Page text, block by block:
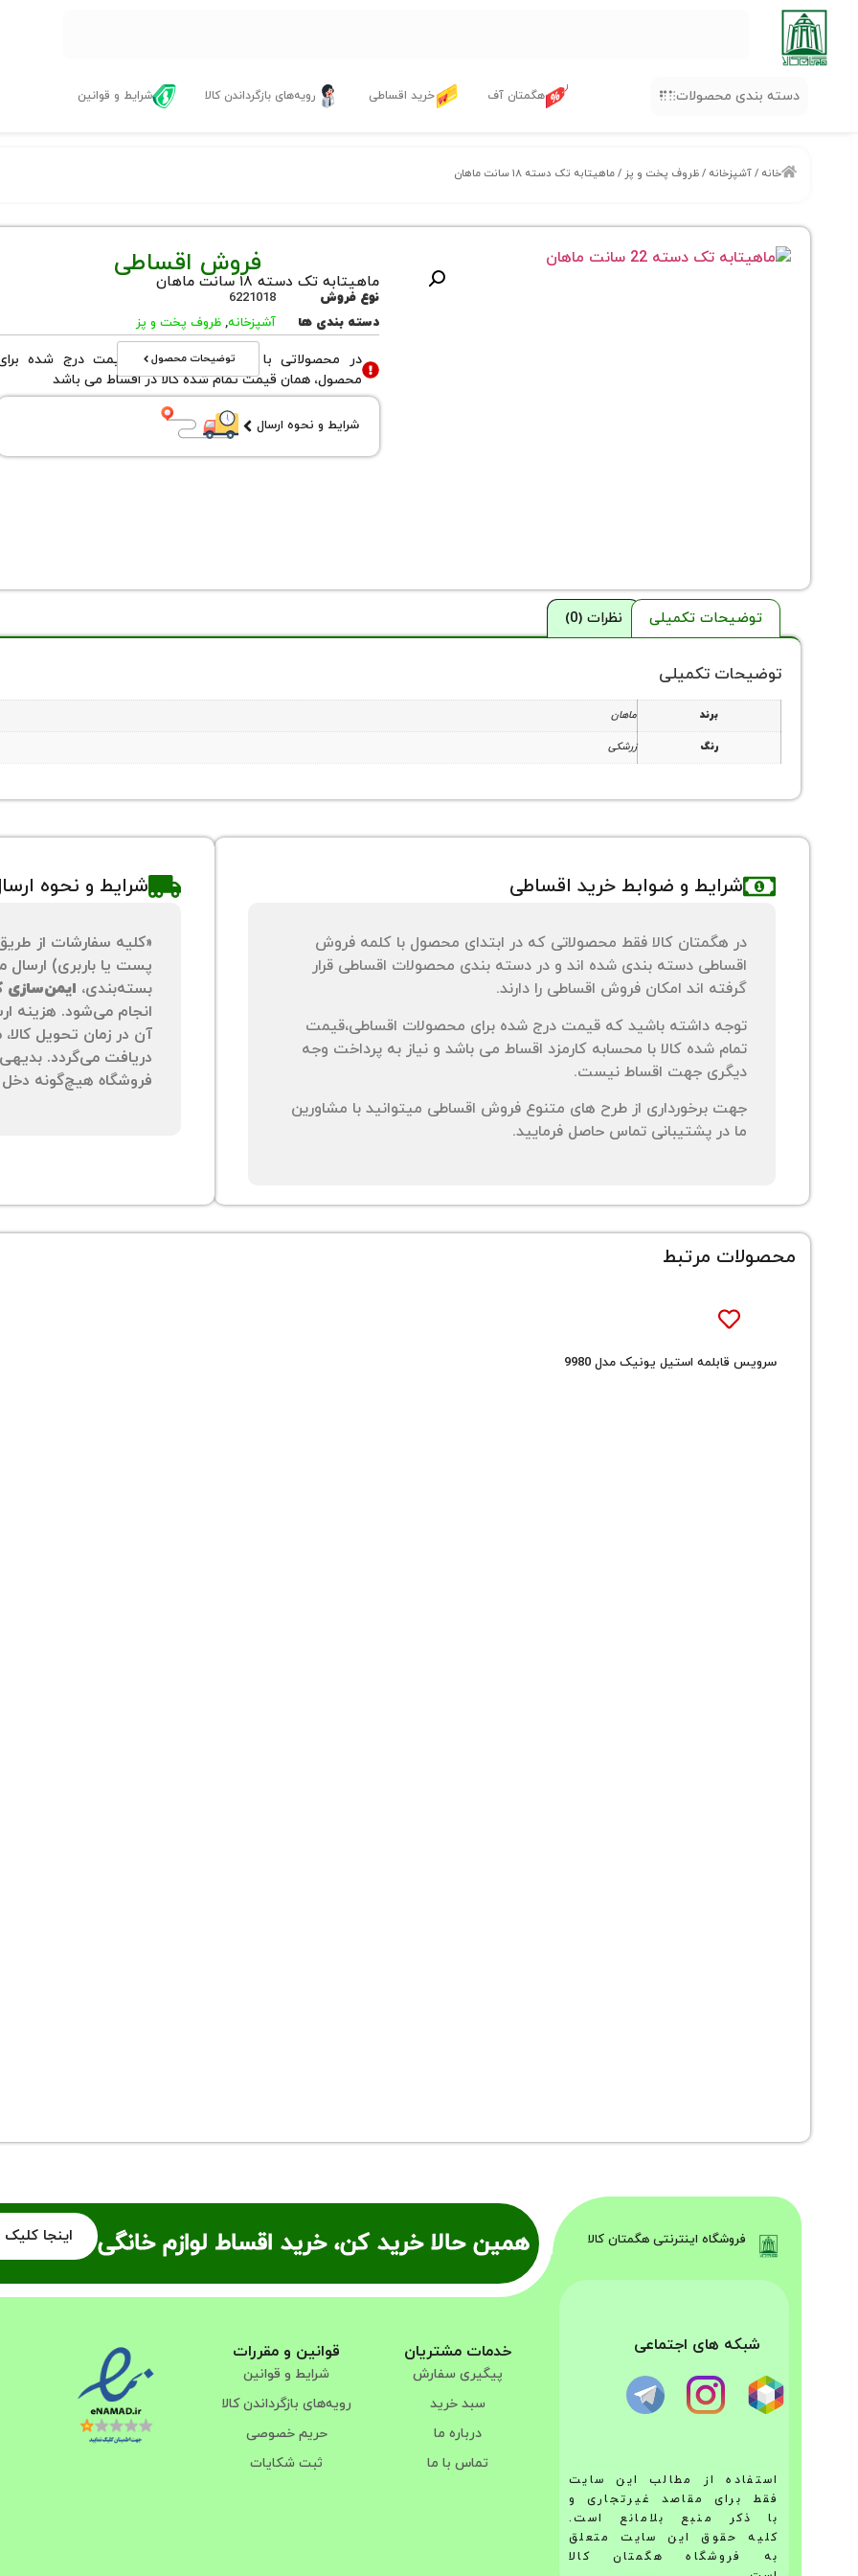
دسته بندی محصولات هگمتان آف خرید اقساطی رویه‌های بازگرداندن کالا شرایط و قوانین
خانه /آشپزخانه /ظروف پخت و پز / ماهیتابه تک دسته ۱۸ سانت ماهان
فروش اقساطی
ماهیتابه تک دسته ۱۸ سانت ماهان
نوع فروش
6221018
دسته بندی ها
آشپزخانه,ظروف پخت و پز
توضیحات محصول
در محصولاتی با نوع فروش اقساطی قیمت درج شده
محصول، همان قیمت تمام شده کالا در اقساط می باشد
شرایط و نحوه ارسال
توضیحات تکمیلی نظرات (0)
توضیحات تکمیلی
برند ماهان
رنگ زرشکی
شرایط و ضوابط خرید اقساطی
در هگمتان کالا فقط محصولاتی که در ابتدای محصول با کلمه فروش
اقساطی دسته بندی شده اند و در دسته بندی محصولات اقساطی قرار
گرفته اند امکان فروش اقساطی را دارند.
توجه داشته باشید که قیمت درج شده برای محصولات اقساطی،قیمت
تمام شده کالا با محسابه کارمزد اقساط می باشد و نیاز به پرداخت وجه
دیگری جهت اقساط نیست.
جهت برخورداری از طرح های متنوع فروش اقساطی میتوانید با مشاورین
ما در پشتیبانی تماس حاصل فرمایید.
شرایط و نحوه
«کلیه سفارشات از
پست یا باربری) ارسال
بسته‌بندی، ایمن‌سازی
انجام می‌شود. هزینه
آن در زمان تحویل
دریافت می‌گردد.
فروشگاه هیچ‌گونه
محصولات مرتبط
سرویس قابلمه استیل یونیک مدل 9980
همین حالا خرید کن، خرید اقساط لوازم خانگی اینجا کلیک فروشگاه اینترنتی هگمتان کالا
شبکه های اجتماعی
استفاده از مطالب این سایت
فقط برای مقاصد غیرتجاری و
با ذکر منبع بلامانع است.
کلیه حقوق این سایت متعلق
به فروشگاه هگمتان کالا
خدمات مشتریان
پیگیری سفارش
سبد خرید
درباره ما
تماس با ما
قوانین و مقررات
شرایط و قوانین
رویه‌های بازگرداندن کالا
حریم خصوصی
ثبت شکایات